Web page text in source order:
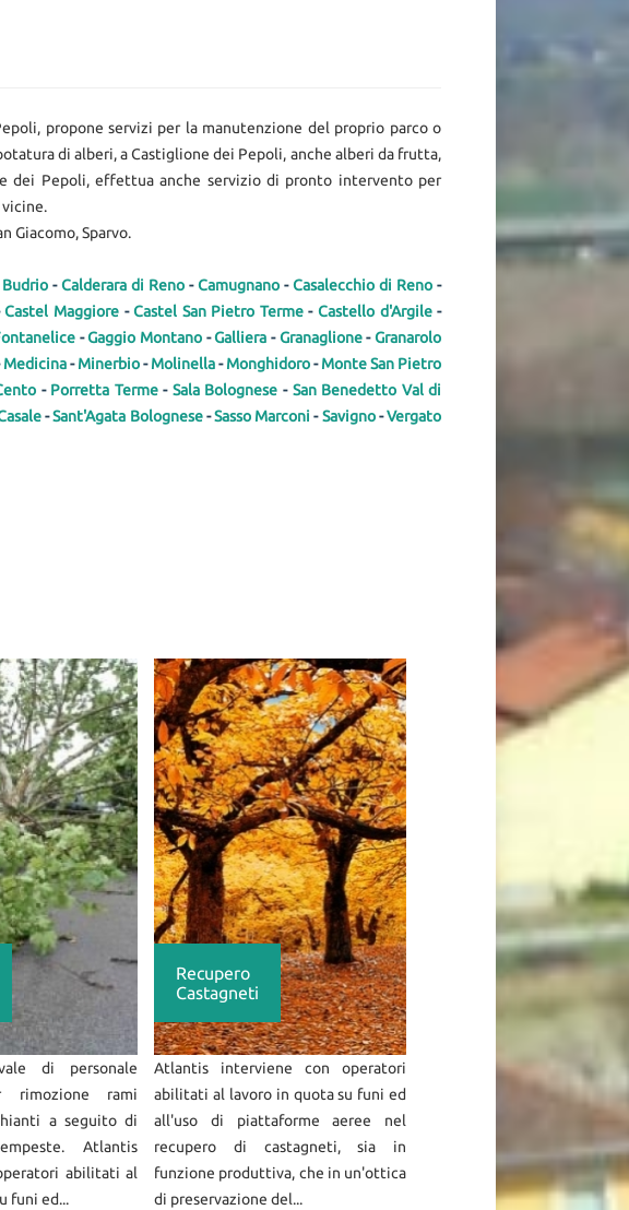
propone servizi per la manutenzione del proprio parco o
di alberi, a Castiglione dei Pepoli, anche alberi da frutta,
dei Pepoli, effettua anche servizio di pronto intervento per
Giacomo, Sparvo.
Budrio -Calderara di Reno -Camugnano -Casalecchio di Reno -
Castel Maggiore-Castel San Pietro Terme- Castello d'Argile-
-Gaggio Montano -Galliera -Granaglione-Granarolo
Medicina-Minerbio-Molinella-Monghidoro-Monte San Pietro
- Porretta Terme- Sala Bolognese - San Benedetto Val di
-Sant'Agata Bolognese-Sasso Marconi -Savigno-Vergato
di personale
rimozione rami
a seguito di
Atlantis
abilitati al
funi ed...
Recupero
Castagneti
Atlantis interviene con operatori
abilitati al lavoro in quota su funi ed
all'uso di piattaforme aeree nel
recupero di castagneti, sia in
funzione produttiva, che in un'ottica
di preservazione del...